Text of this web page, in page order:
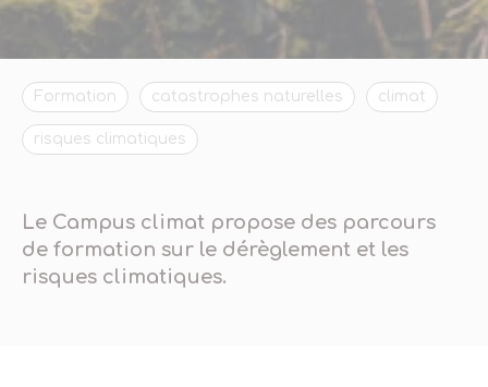
Formation catastrophes naturelles climat
risques climatiques
Le Campus climat propose des parcours
de formation sur le dérèglement et les
risques climatiques.